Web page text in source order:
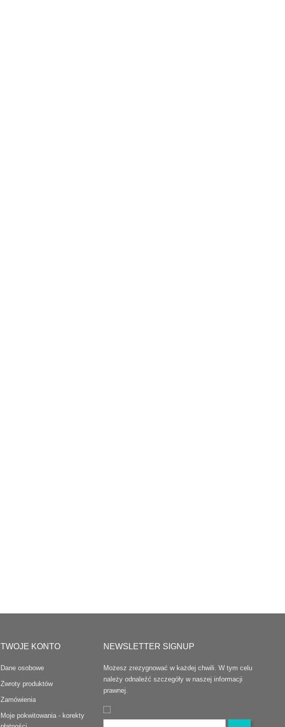
TWOJE KONTO
Dane osobowe
Zwroty produktów
Zamówienia
Moje pokwitowania - korekty
NEWSLETTER SIGNUP
Możesz zrezygnować w każdej chwili. W tym celu
należy odnaleźć szczegóły w naszej informacji
prawnej.